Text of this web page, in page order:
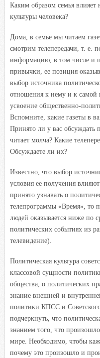
Каким образом семья
культуры человека?
Дома, в семье мы читаем
смотрим телепередачи, т. е.
информацию, в том числе и
привычки, ее позиция
выбор источника
отношения к нему и к самой
усвоение общественно-
Вспомните, какие газеты в
Принято ли у вас обсуждать
читает молча? Какие
Обсуждаете ли их?
Известно, что выбор
условия ее получения
принято узнавать о
телепрограммы «Время», то
людей оказывается ниже по
политических событиях из
телевидение).
Политическая культура
классовой сущности
общества, о политических
знание внешней и
политики КПСС и Советского
подчеркнуть, что
знанием того, что
мире. Необходимо, чтобы
почему это произошло и